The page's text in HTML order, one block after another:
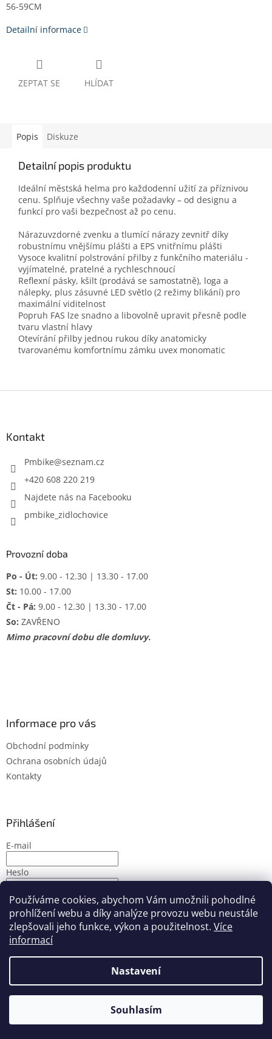
Používáme cookies, abychom Vám umožnili pohodlné
prohlížení webu a díky analýze provozu webu neustále
zlepšovali jeho funkce, výkon a použitelnost. Více
informací
Nastavení
Souhlasím
56-59CM
Detailní informace
ZEPTAT SE HLÍDAT
Popis Diskuze
Detailní popis produktu
Ideální městská helma pro každodenní užití za příznivou
cenu. Splňuje všechny vaše požadavky – od designu a
funkcí pro vaši bezpečnost až po cenu.
Nárazuvzdorné zvenku a tlumící nárazy zevnitř díky
robustnímu vnějšímu plášti a EPS vnitřnímu plášti
Vysoce kvalitní polstrování přilby z funkčního materiálu -
vyjímatelné, pratelné a rychleschnoucí
Reflexní pásky, kšilt (prodává se samostatně), loga a
nálepky, plus zásuvné LED světlo (2 režimy blikání) pro
maximální viditelnost
Popruh FAS lze snadno a libovolně upravit přesně podle
tvaru vlastní hlavy
Otevírání přilby jednou rukou díky anatomicky
tvarovanému komfortnímu zámku uvex monomatic
Kontakt
Pmbike@seznam.cz
+420 608 220 219
Najdete nás na Facebooku
pmbike_zidlochovice
Provozní doba
Po - Út: 9.00 - 12.30 | 13.30 - 17.00
St: 10.00 - 17.00
Čt - Pá: 9.00 - 12.30 | 13.30 - 17.00
So: ZAVŘENO
Mimo pracovní dobu dle domluvy.
Informace pro vás
Obchodní podmínky
Ochrana osobních údajů
Kontakty
Přihlášení
E-mail
Heslo
PŘIHLÁSIT SE
Nová registraceZapomenuté heslo
Vytvořil Shoptet
PMbike. Všechna práva vyhrazena.